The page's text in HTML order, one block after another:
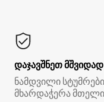
დაჯავშნეთ მშვიდად
ნამდვილი
მხარდაჭერა